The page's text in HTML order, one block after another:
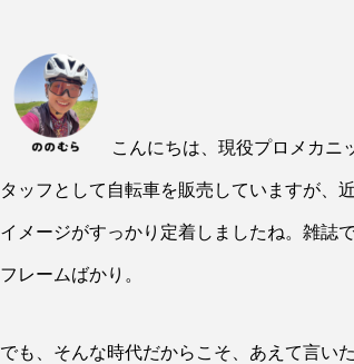
こんにちは、現役プロメカ
タッフとして自転車を販売していますが、
イメージがすっかり定着しましたね。雑誌
フレームばかり。
でも、そんな時代だからこそ、あえて言い
支持率No. 1コンポ「105」